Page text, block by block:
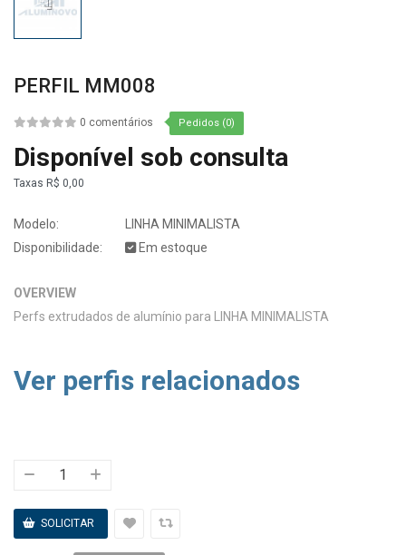
PERFIL MM008
0 comentários Pedidos (0)
Disponível sob consulta
Taxas R$ 0,00
Modelo:
LINHA MINIMALISTA
Disponibilidade:
Em estoque
OVERVIEW
Perfs extrudados de alumínio para LINHA MINIMALISTA
Ver perfis relacionados